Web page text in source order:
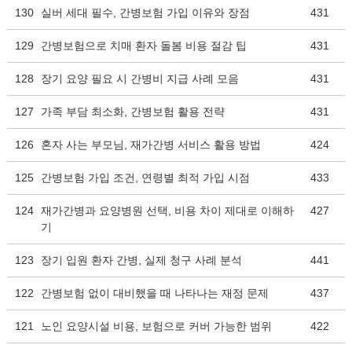
130 실버 세대 필수, 간병보험 가입 이유와 장점 431
129 간병보험으로 치매 환자 돌봄 비용 절감 팁 431
128 장기 요양 필요 시 간병비 지급 사례 모음 431
127 가족 부담 최소화, 간병보험 활용 전략 431
126 혼자 사는 부모님, 재가간병 서비스 활용 방법 424
125 간병보험 가입 조건, 연령별 최적 가입 시점 433
124 재가간병과 요양병원 선택, 비용 차이 제대로 이해하
기
427
123 장기 입원 환자 간병, 실제 청구 사례 분석 441
122 간병보험 없이 대비했을 때 나타나는 재정 문제 437
121 노인 요양시설 비용, 보험으로 커버 가능한 범위 422